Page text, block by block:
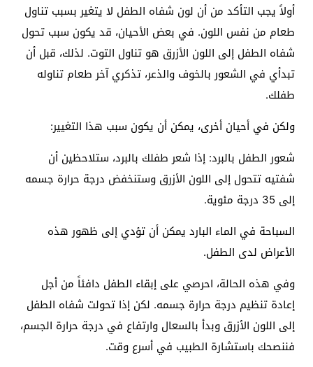
أولاً يجب التأكد من أن لون شفاه الطفل لا يتغير بسبب تناول
طعام من نفس اللون. في بعض الأحيان، قد يكون سبب تحول
شفاه الطفل إلى اللون الأزرق هو تناول التوت. لذلك، قبل أن
تبدأي في الشعور بالخوف والذعر، تذكري آخر طعام تناوله
طفلك.
ولكن في أحيان أخرى، يمكن أن يكون سبب هذا التغيير:
شعور الطفل بالبرد: إذا شعر طفلك بالبرد، ستلاحظين أن
شفتيه تتحول إلى اللون الأزرق وستنخفض درجة حرارة جسمه
إلى 35 درجة مئوية.
السباحة في الماء البارد يمكن أن تؤدي إلى ظهور هذه
الأعراض لدى الطفل.
وفي هذه الحالة، احرصي على إبقاء الطفل دافئاً من أجل
إعادة تنظيم درجة حرارة جسمه. لكن إذا تحولت شفاه الطفل
إلى اللون الأزرق وبدأ بالسعال وارتفاع في درجة حرارة الجسم،
فننصحك باستشارة الطبيب في أسرع وقت.